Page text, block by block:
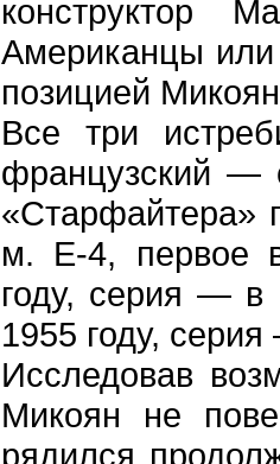
конструктор
Американцы или
позицией
Все три
французский —
«Старфайтера»
м. Е-4, первое
году, серия —
1955 году,
Исследовав
Микоян не
рядился